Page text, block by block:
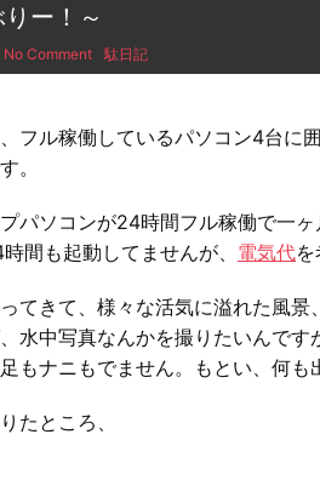
ー！～
No Comment 駄日記
フル稼働しているパソコン4台に
。
パソコンが24時間フル稼働で一
間も起動してませんが、 電気代
てきて、様々な活気に溢れた風景
水中写真なんかを撮りたいんで
もナニもでません。もとい、何も
たところ、